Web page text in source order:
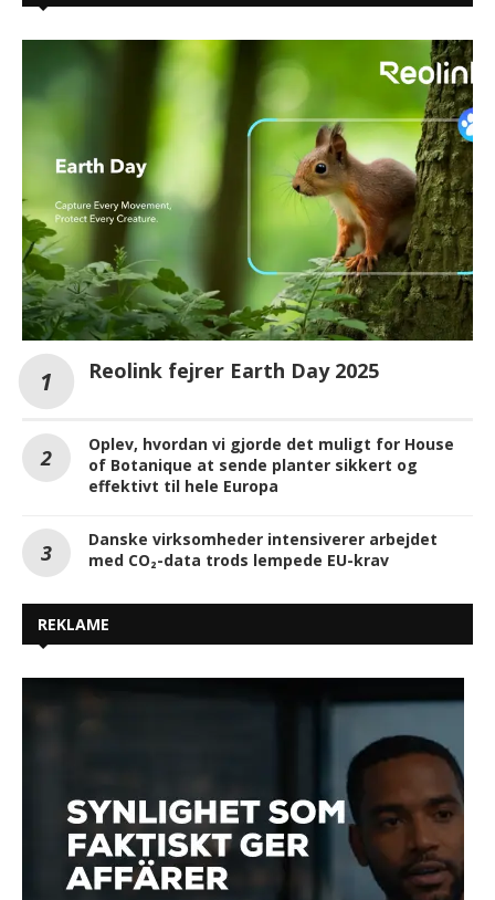
Reolink fejrer Earth Day 2025
Oplev, hvordan vi gjorde det muligt for House
of Botanique at sende planter sikkert og
effektivt til hele Europa
Danske virksomheder intensiverer arbejdet
med CO₂-data trods lempede EU-krav
REKLAME